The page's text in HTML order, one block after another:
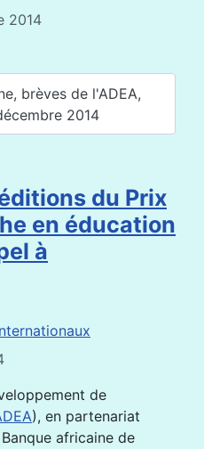
2014
brèves de l'ADEA,
2014
du Prix
en éducation
à
de
), en partenariat
africaine de